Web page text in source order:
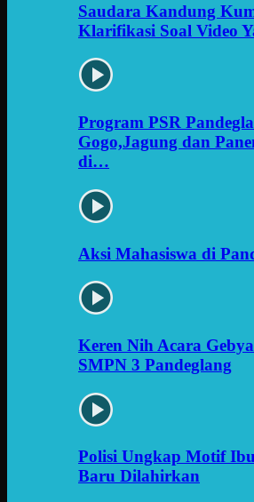
Saudara Kandung
Klarifikasi Soal Video
Program PSR
Gogo,Jagung dan
di…
Aksi Mahasiswa di
Keren Nih Acara
SMPN 3 Pandeglang
Polisi Ungkap Motif
Baru Dilahirkan